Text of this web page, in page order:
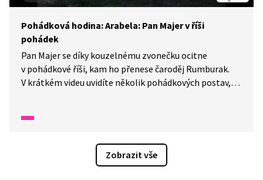
Pohádková hodina: Arabela: Pan Majer v říši
pohádek
Pan Majer se díky kouzelnému zvonečku ocitne
v pohádkové říši, kam ho přenese čaroděj Rumburak.
V krátkém videu uvidíte několik pohádkových postav,
Zobrazit vše